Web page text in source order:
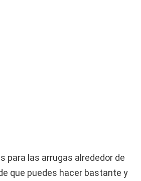
para las arrugas alrededor de
que puedes hacer bastante y